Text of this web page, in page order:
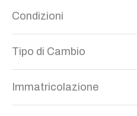
Condizioni
Tipo di Cambio
Immatricolazione